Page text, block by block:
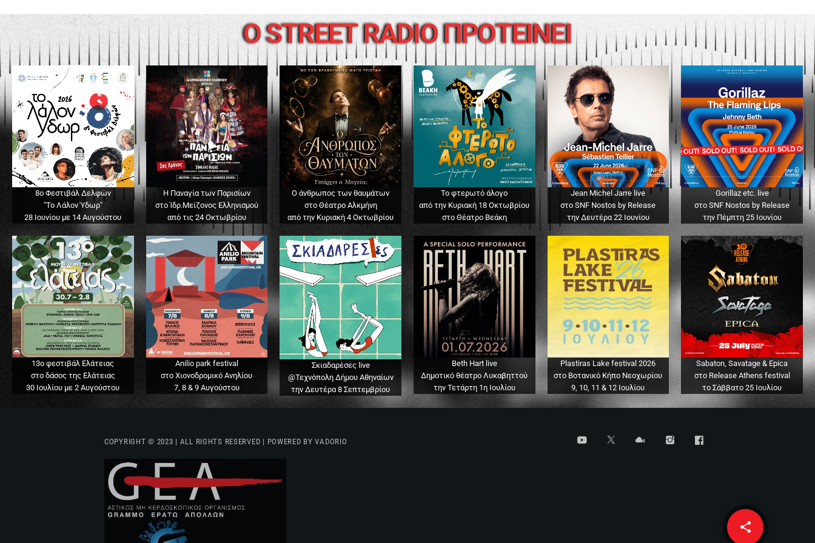
share
email
O STREET RADIO ΠΡΟΤΕΙΝΕΙ
8ο Φεστιβάλ Δελφών
"Το Λάλον Ύδωρ"
28 Ιουνίου με 14 Αυγούστου
Η Παναγία των Παρισίων
στο Ίδρ.Μείζονος Ελληνισμού
από τις 24 Οκτωβρίου
Ο άνθρωπος των θαυμάτων
στο Θέατρο Αλκμήνη
από την Κυριακή 4 Οκτωβρίου
Το φτερωτό άλογο
από την Κυριακή 18 Οκτωβρίου
στο Θέατρο Βεάκη
Jean Michel Jarre live
στο SNF Nostos by Release
την Δευτέρα 22 Ιουνίου
Gorillaz etc. live
στο SNF Nostos by Release
την Πέμπτη 25 Ιουνίου
13o φεστιβάλ Ελάτειας
στο δάσος της Ελάτειας
30 Ιουλίου με 2 Αυγούστου
Anilio park festival
στο Χιονοδρομικό Ανηλίου
7, 8 & 9 Αυγούστου
Σκιαδαρέσες live
@Τεχνόπολη Δήμου Αθηναίων
την Δευτέρα 8 Σεπτεμβρίου
Beth Hart live
Δημοτικό θέατρο Λυκαβηττού
την Τετάρτη 1η Ιουλίου
Plastiras Lake festival 2026
στο Βοτανικό Κήπο Νεοχωρίου
9, 10, 11 & 12 Ιουλίου
Sabaton, Savatage & Epica
στο Release Athens festival
το Σάββατο 25 Ιουλίου
COPYRIGHT © 2023 | ALL RIGHTS RESERVED | POWERED BY VADORIO